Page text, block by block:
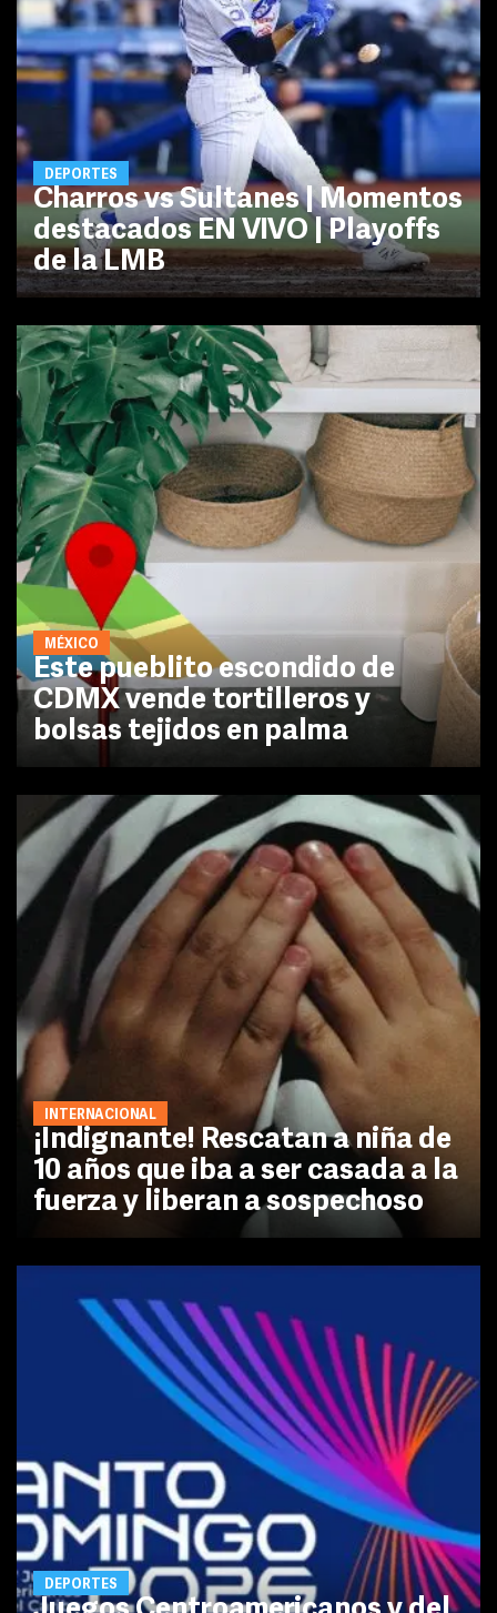
DEPORTES
Charros vs Sultanes | Momentos
destacados EN VIVO | Playoffs
de la LMB
MÉXICO
Este pueblito escondido de
CDMX vende tortilleros y
bolsas tejidos en palma
INTERNACIONAL
¡Indignante! Rescatan a niña de
10 años que iba a ser casada a la
fuerza y liberan a sospechoso
DEPORTES